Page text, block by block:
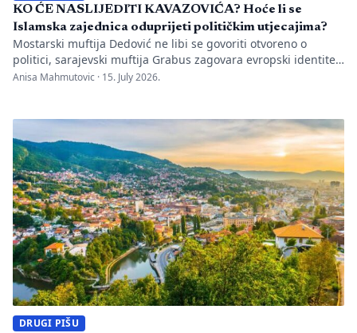
KO ĆE NASLIJEDITI KAVAZOVIĆA? Hoće li se
Islamska zajednica oduprijeti političkim utjecajima?
Mostarski muftija Dedović ne libi se govoriti otvoreno o
politici, sarajevski muftija Grabus zagovara evropski identitet
muslimana, Malkić slovi kao čuvar tradicionalne
nakon što je dosadašnjem reisu-lulemi Huseinu Kavazoviću
istekao mandat. Podsjećamo, nekadašnji tuzlanski muftija,
reis Kavazović je na […]
Anisa Mahmutovic · 15. July 2026.
DRUGI PIŠU